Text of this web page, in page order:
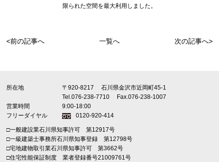
限られた空間を最大利用しました。
<前の記事へ 一覧へ 次の記事へ>
所在地 〒920-8217
石川県金沢市近岡町45-1
Tel.076-238-7710
Fax.076-238-1007
営業時間
9:00-18:00
フリーダイヤル
0120-920-414
□一般建設業石川県知事許可 第12917号
□一級建築士事務所石川県知事登録 第12798号
□宅地建物取引業石川県知事許可 第3662号
□住宅性能保証制度 業者登録番号21009761号